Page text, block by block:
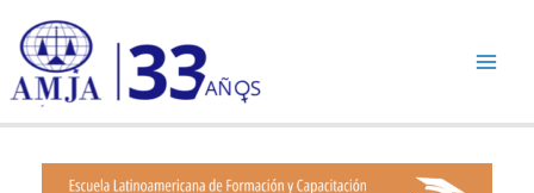
contenido